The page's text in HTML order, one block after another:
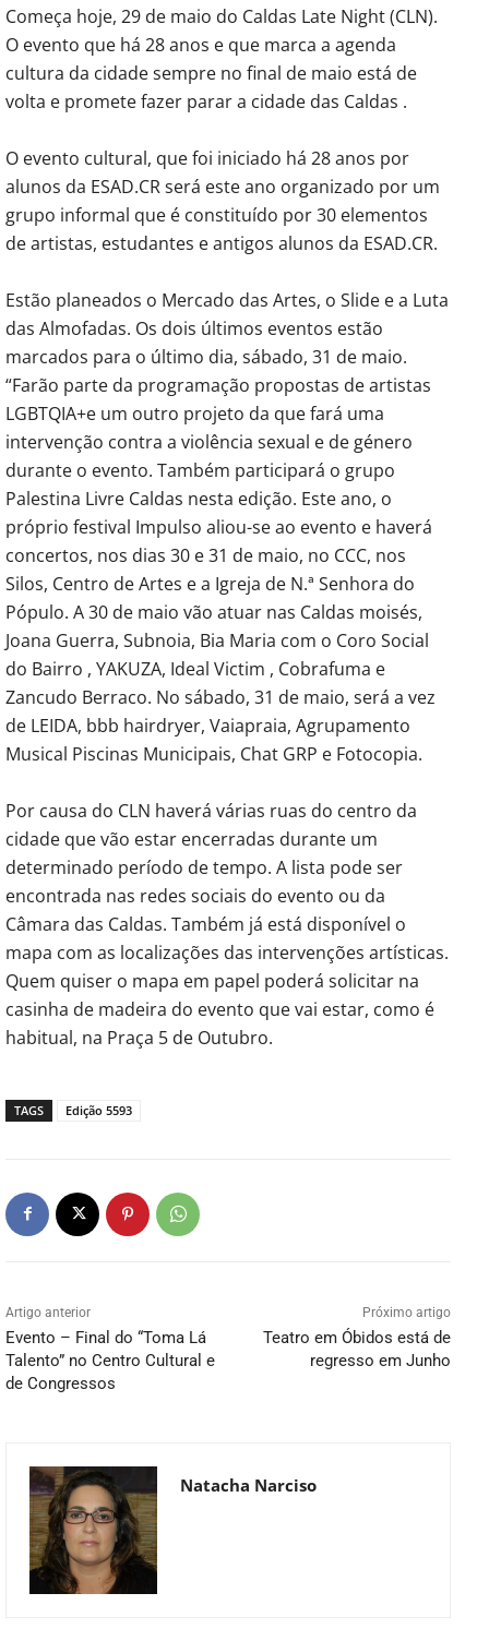
Começa hoje, 29 de maio do Caldas Late Night (CLN).
O evento que há 28 anos e que marca a agenda
cultura da cidade sempre no final de maio está de
volta e promete fazer parar a cidade das Caldas .
O evento cultural, que foi iniciado há 28 anos por
alunos da ESAD.CR será este ano organizado por um
grupo informal que é constituído por 30 elementos
de artistas, estudantes e antigos alunos da ESAD.CR.
Estão planeados o Mercado das Artes, o Slide e a Luta
das Almofadas. Os dois últimos eventos estão
marcados para o último dia, sábado, 31 de maio.
“Farão parte da programação propostas de artistas
LGBTQIA+e um outro projeto da que fará uma
intervenção contra a violência sexual e de género
durante o evento. Também participará o grupo
Palestina Livre Caldas nesta edição. Este ano, o
próprio festival Impulso aliou-se ao evento e haverá
concertos, nos dias 30 e 31 de maio, no CCC, nos
Silos, Centro de Artes e a Igreja de N.ª Senhora do
Pópulo. A 30 de maio vão atuar nas Caldas moisés,
Joana Guerra, Subnoia, Bia Maria com o Coro Social
do Bairro , YAKUZA, Ideal Victim , Cobrafuma e
Zancudo Berraco. No sábado, 31 de maio, será a vez
de LEIDA, bbb hairdryer, Vaiapraia, Agrupamento
Musical Piscinas Municipais, Chat GRP e Fotocopia.
Por causa do CLN haverá várias ruas do centro da
cidade que vão estar encerradas durante um
determinado período de tempo. A lista pode ser
encontrada nas redes sociais do evento ou da
Câmara das Caldas. Também já está disponível o
mapa com as localizações das intervenções artísticas.
Quem quiser o mapa em papel poderá solicitar na
casinha de madeira do evento que vai estar, como é
habitual, na Praça 5 de Outubro.
TAGS Edição 5593
Artigo anterior
Evento – Final do “Toma Lá
Talento” no Centro Cultural e
de Congressos
Próximo artigo
Teatro em Óbidos está de
regresso em Junho
Natacha Narciso